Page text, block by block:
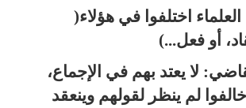
اختلفوا في هؤلاء(
أو فعل...)
لا يعتد بهم في الإجماع،
لم ينظر لقولهم وينعقد